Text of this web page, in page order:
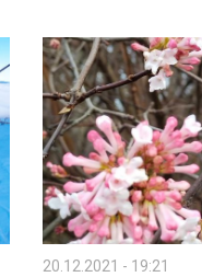
20.12.2021 - 19:21